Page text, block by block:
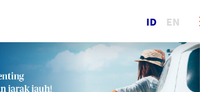
ID EN